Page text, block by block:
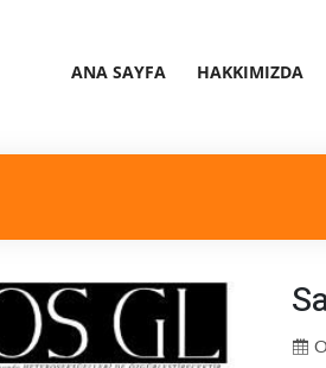
ANA SAYFA HAKKIMIZDA